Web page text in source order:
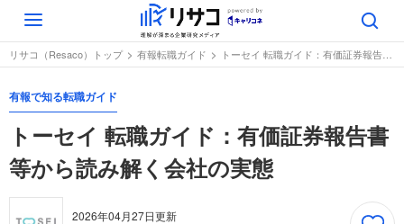
Toggle
navigation
リサコ（Resaco）トップ 有報転職ガイド トーセイ 転職ガイド：有価証券報告書等から読み解く会社の実態
有報で知る転職ガイド
トーセイ 転職ガイド：有価証券報告書
等から読み解く会社の実態
2026年04月27日更新